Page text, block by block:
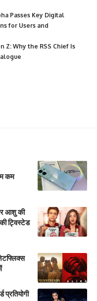
Passes Key Digital
for Users and
Z: Why the RSS Chief Is
कम
आशु की
ट्विस्टेड
प्रतियोगी